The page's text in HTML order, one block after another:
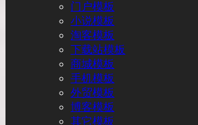
门户模板
小说模板
淘客模板
下载站模板
商城模板
手机模板
外贸模板
博客模板
其它模板